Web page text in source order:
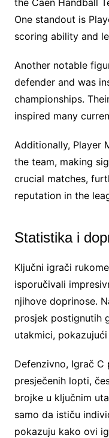
One standout is
scoring ability and
Another notable
defender and was
championships.
inspired many
Additionally, Player
the team, making
crucial matches,
reputation in the
Statistika i
Ključni igrači
isporučivali
njihove doprinose.
prosjek postignutih
utakmici,
Defenzivno, Igrač
presječenih lopti,
brojke u ključnim
samo da ističu
pokazuju kako ovi